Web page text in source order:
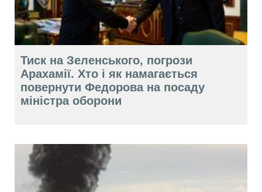
Тиск на Зеленського, погрози
Арахамії. Хто і як намагається
повернути Федорова на посаду
міністра оборони